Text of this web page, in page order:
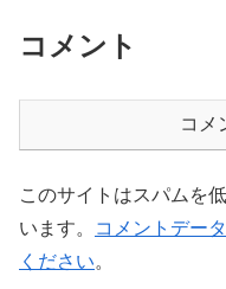
コメント
コメ
このサイトはスパムを
います。
コメントデー
ください。